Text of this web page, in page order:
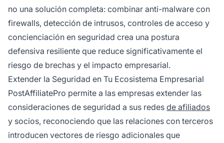
no una solución completa: combinar anti-malware con
firewalls, detección de intrusos, controles de acceso y
concienciación en seguridad crea una postura
defensiva resiliente que reduce significativamente el
riesgo de brechas y el impacto empresarial.
Extender la Seguridad en Tu Ecosistema Empresarial
PostAffiliatePro permite a las empresas extender las
consideraciones de seguridad a sus redes de afiliados
y socios, reconociendo que las relaciones con terceros
introducen vectores de riesgo adicionales que